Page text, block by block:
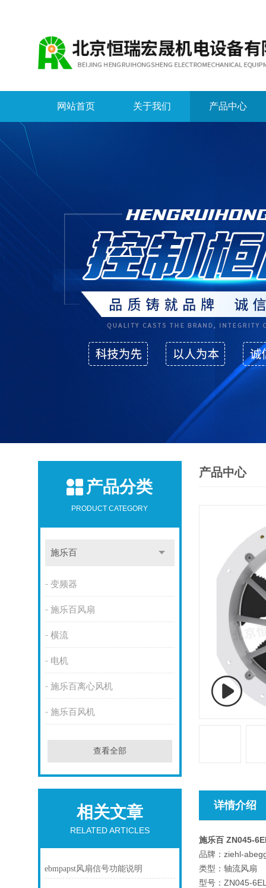
网站首页 关于我们 产品中心
产品分类
PRODUCT CATEGORY
施乐百
变频器
施乐百风扇
横流
电机
施乐百离心风机
施乐百风机
查看全部
相关文章
RELATED ARTICLES
ebmpapst风扇信号功能说明
产品中心
详情介绍
施乐百 ZN045-
品牌：ziehl-
类型：轴流风扇
型号：ZN045-